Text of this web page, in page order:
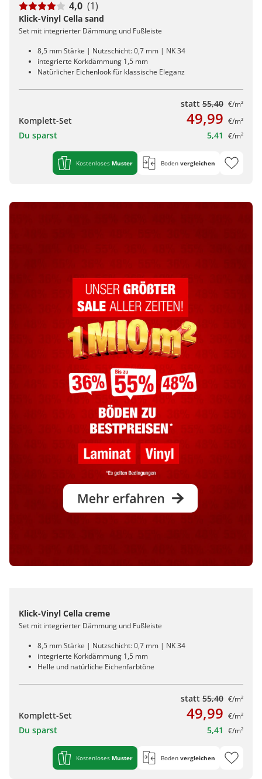
4,0 (1)
Klick-Vinyl Cella sand
Set mit integrierter Dämmung und Fußleiste
8,5 mm Stärke | Nutzschicht: 0,7 mm | NK 34
integrierte Korkdämmung 1,5 mm
Natürlicher Eichenlook für klassische Eleganz
statt 55,40 €/m²
Komplett-Set 49,99 €/m²
Du sparst 5,41 €/m²
Kostenloses Muster Boden vergleichen
Klick-Vinyl Cella creme
Set mit integrierter Dämmung und Fußleiste
8,5 mm Stärke | Nutzschicht: 0,7 mm | NK 34
integrierte Korkdämmung 1,5 mm
Helle und natürliche Eichenfarbtöne
statt 55,40 €/m²
Komplett-Set 49,99 €/m²
Du sparst 5,41 €/m²
Kostenloses Muster Boden vergleichen